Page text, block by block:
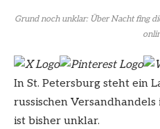
Grund noch unklar: Über Nacht fing
In St. Petersburg steht ein
russischen
ist bisher unklar.